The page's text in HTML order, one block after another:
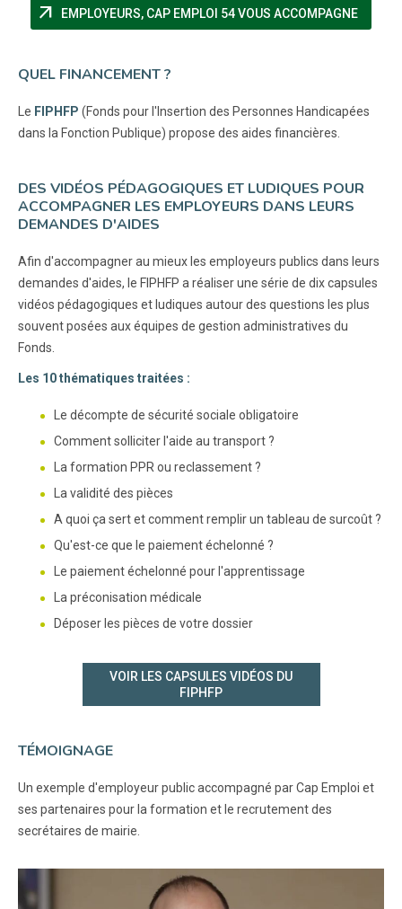
arrow_outward EMPLOYEURS, CAP EMPLOI 54 VOUS ACCOMPAGNE
QUEL FINANCEMENT ?
Le FIPHFP (Fonds pour l'Insertion des Personnes Handicapées
dans la Fonction Publique) propose des aides financières.
DES VIDÉOS PÉDAGOGIQUES ET LUDIQUES POUR
ACCOMPAGNER LES EMPLOYEURS DANS LEURS
DEMANDES D'AIDES
Afin d'accompagner au mieux les employeurs publics dans leurs
demandes d'aides, le FIPHFP a réaliser une série de dix capsules
vidéos pédagogiques et ludiques autour des questions les plus
souvent posées aux équipes de gestion administratives du
Fonds.
Les 10 thématiques traitées :
Le décompte de sécurité sociale obligatoire
Comment solliciter l'aide au transport ?
La formation PPR ou reclassement ?
La validité des pièces
A quoi ça sert et comment remplir un tableau de surcoût ?
Qu'est-ce que le paiement échelonné ?
Le paiement échelonné pour l'apprentissage
La préconisation médicale
Déposer les pièces de votre dossier
VOIR LES CAPSULES VIDÉOS DU
FIPHFP
TÉMOIGNAGE
Un exemple d'employeur public accompagné par Cap Emploi et
ses partenaires pour la formation et le recrutement des
secrétaires de mairie.